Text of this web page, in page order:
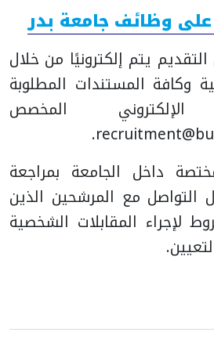
وظائف جامعة بدر
يتم إلكترونيًا من خلال
وكافة المستندات المطلوبة
المخصص
.
داخل الجامعة بمراجعة
التواصل مع المرشحين الذين
لإجراء المقابلات الشخصية